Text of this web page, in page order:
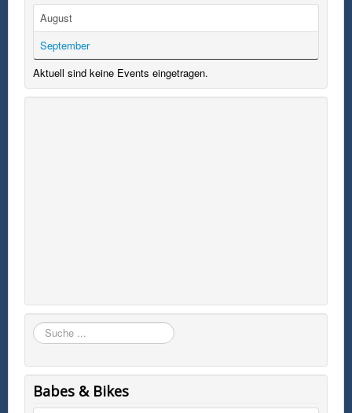
August
September
Aktuell sind keine Events eingetragen.
Suchen
Babes & Bikes